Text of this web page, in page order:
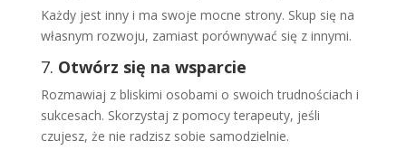
Każdy jest inny i ma swoje mocne strony. Skup się na
własnym rozwoju, zamiast porównywać się z innymi.
7. Otwórz się na wsparcie
Rozmawiaj z bliskimi osobami o swoich trudnościach i
sukcesach. Skorzystaj z pomocy terapeuty, jeśli
czujesz, że nie radzisz sobie samodzielnie.